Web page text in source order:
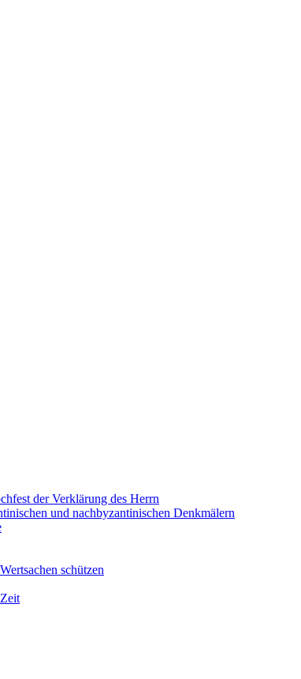
der Verklärung des Herrn
und nachbyzantinischen Denkmälern
schützen